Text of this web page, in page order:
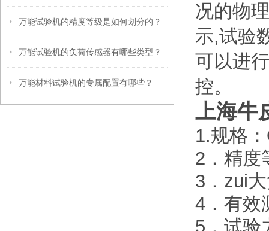
万能试验机的精度等级是如何划分的？
万能试验机的负荷传感器有哪些类型？
万能材料试验机的专属配置有哪些？
况的物
示,试验
可以进
控。
上海牛
1.规格：
2．精度
3．zui
4．有效
5．试验